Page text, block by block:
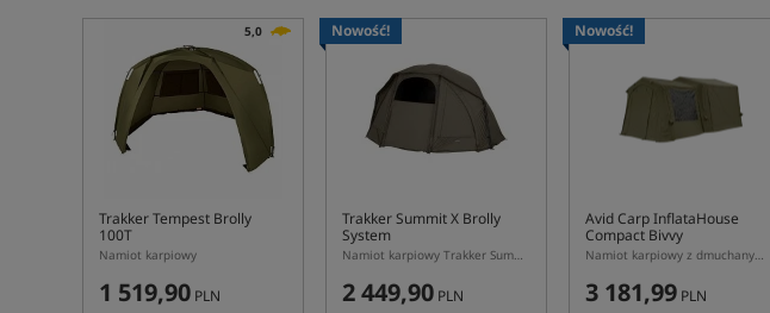
5,0
Trakker Tempest Brolly
100T
Namiot karpiowy
1 519,90 PLN
Nowość!
Trakker Summit X Brolly
System
Namiot karpiowy Trakker Summit X Brolly System 55”
2 449,90 PLN
Nowość!
Avid Carp InflataHouse
Compact Bivvy
Namiot karpiowy z dmuchanym stelażem Avid Carp InflataHouse Compact
3 181,99 PLN